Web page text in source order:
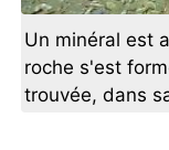
Un minéral est
roche s'est
trouvée, dans